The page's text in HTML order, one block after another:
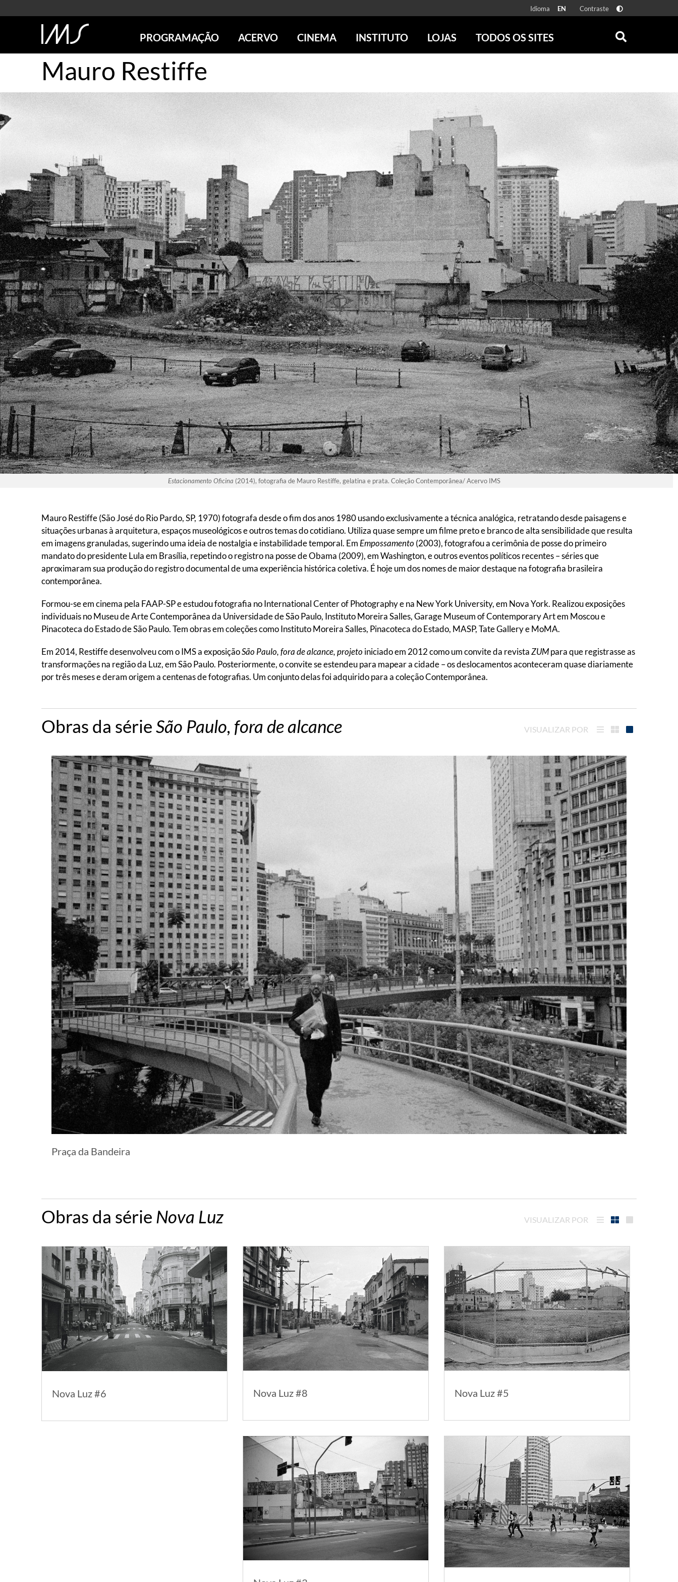
Idioma EN Contraste
PROGRAMAÇÃO
AGENDA
SÃO PAULO
POÇOS DE CALDAS
TOURS VIRTUAIS
VISITAS MEDIADAS
ACERVO
ICONOGRAFIA
DESTAQUES DE A a Z
PROGRAMA CONVIDA
POR DENTRO DO ACERVO
CINEMA
SOBRE CINEMA NO IMS
REVISTAS DE PROGRAMAÇÃO
INSTITUTO
SOBRE O IMS
QUEM SOMOS
AÇÃO SOCIAL
EDUCAÇÃO
ESCOLA ESCUTA
PUBLICAÇÕES E DVDs
LOJAS TODOS OS SITES
CAROLINA MARIA DE JESUS
CRÔNICA BRASILEIRA
TESTEMUNHA OCULAR
CLARICE LISPECTOR
SERROTE
VER TODOS
Mauro Restiffe
Estacionamento Oficina (2014), fotografia de Mauro Restiffe, gelatina e prata. Coleção Contemporânea/ Acervo IMS
Mauro Restiffe (São José do Rio Pardo, SP, 1970) fotografa desde o fim dos anos 1980 usando exclusivamente a técnica analógica, retratando desde paisagens e
situações urbanas à arquitetura, espaços museológicos e outros temas do cotidiano. Utiliza quase sempre um filme preto e branco de alta sensibilidade que resulta
em imagens granuladas, sugerindo uma ideia de nostalgia e instabilidade temporal. Em Empossamento (2003), fotografou a cerimônia de posse do primeiro
mandato do presidente Lula em Brasília, repetindo o registro na posse de Obama (2009), em Washington, e outros eventos políticos recentes – séries que
aproximaram sua produção do registro documental de uma experiência histórica coletiva. É hoje um dos nomes de maior destaque na fotografia brasileira
contemporânea.
Formou-se em cinema pela FAAP-SP e estudou fotografia no International Center of Photography e na New York University, em Nova York. Realizou exposições
individuais no Museu de Arte Contemporânea da Universidade de São Paulo, Instituto Moreira Salles, Garage Museum of Contemporary Art em Moscou e
Pinacoteca do Estado de São Paulo. Tem obras em coleções como Instituto Moreira Salles, Pinacoteca do Estado, MASP, Tate Gallery e MoMA.
Em 2014, Restiffe desenvolveu com o IMS a exposiçãoSão Paulo, fora de alcance, projeto iniciado em 2012 como um convite da revistaZUMpara que registrasse as
transformações na região da Luz, em São Paulo. Posteriormente, o convite se estendeu para mapear a cidade – os deslocamentos aconteceram quase diariamente
por três meses e deram origem a centenas de fotografias. Um conjunto delas foi adquirido para a coleção Contemporânea.
Obras da sérieSão Paulo, fora de alcance VISUALIZAR POR
Praça da Bandeira
Obras da série Nova Luz VISUALIZAR POR
Nova Luz #6 Nova Luz #8 Nova Luz #5